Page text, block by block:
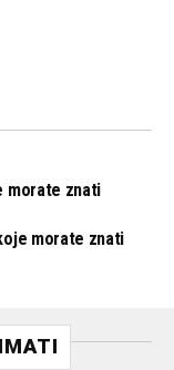
morate znati
morate znati